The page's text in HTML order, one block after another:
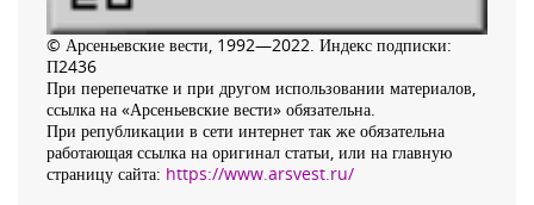
© Арсеньевские вести, 1992—2022. Индекс подписки:
П2436
При перепечатке и при другом использовании материалов,
ссылка на «Арсеньевские вести» обязательна.
При републикации в сети интернет так же обязательна
работающая ссылка на оригинал статьи, или на главную
страницу сайта: https://www.arsvest.ru/